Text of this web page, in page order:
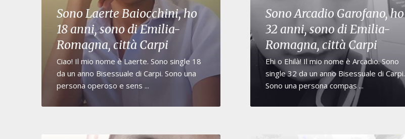
Sono Laerte Baiocchini, ho
18 anni, sono di Emilia-
Romagna, città Carpi
Ciao! Il mio nome è Laerte. Sono single 18
da un anno Bisessuale di Carpi. Sono una
persona operoso e sens ...
Sono Arcadio Garofano, ho
32 anni, sono di Emilia-
Romagna, città Carpi
Ehi o Ehilà! Il mio nome è Arcadio. Sono
single 32 da un anno Bisessuale di Carpi.
Sono una persona compas ...